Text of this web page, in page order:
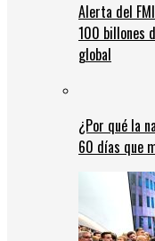
Alerta del
100 billones
global
¿Por qué la
60 días que